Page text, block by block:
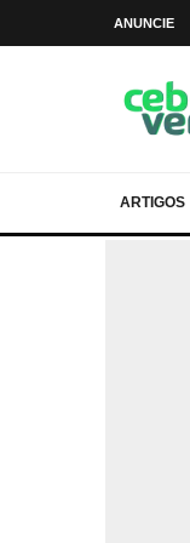
ANUNCIE
ARTIGOS